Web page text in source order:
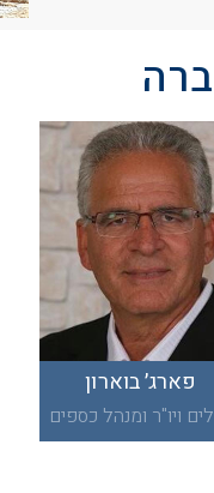
פארג׳ בוארון
ויו"ר ומנהל כספים